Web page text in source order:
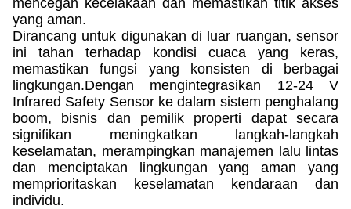
mencegah kecelakaan dan memastikan titik akses
yang aman.
Dirancang untuk digunakan di luar ruangan, sensor
ini tahan terhadap kondisi cuaca yang keras,
memastikan fungsi yang konsisten di berbagai
lingkungan.Dengan mengintegrasikan 12-24 V
Infrared Safety Sensor ke dalam sistem penghalang
boom, bisnis dan pemilik properti dapat secara
signifikan meningkatkan langkah-langkah
keselamatan, merampingkan manajemen lalu lintas
dan menciptakan lingkungan yang aman yang
memprioritaskan keselamatan kendaraan dan
individu.